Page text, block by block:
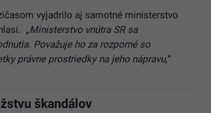
vyjadrilo aj samotné ministerstvo
„Ministerstvo vnútra SR sa
Považuje ho za rozporné so
právne prostriedky na jeho nápravu,“
škandálov